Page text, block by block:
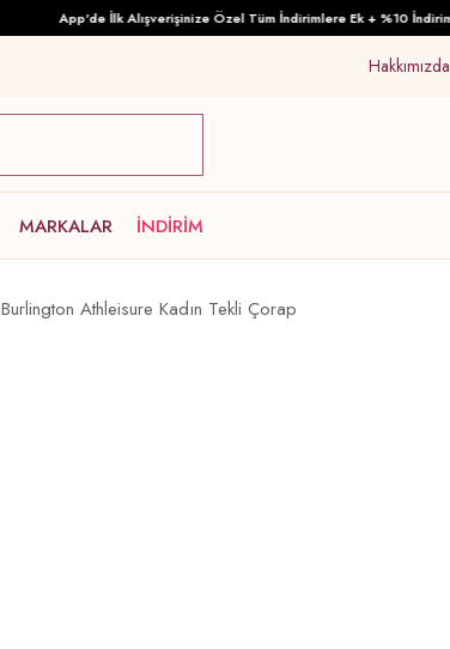
App'de İlk Alışverişinize Özel Tüm İndirimlere Ek + %10 İndirim!
Hakkımızda
MARKALAR İNDİRİM
Burlington Athleisure Kadın Tekli Çorap